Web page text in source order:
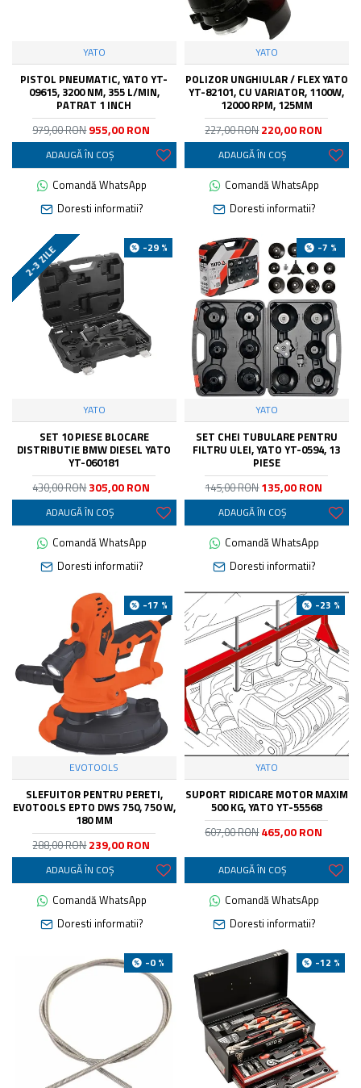
YATO
PISTOL PNEUMATIC, YATO YT-
09615, 3200 NM, 355 L/MIN,
PATRAT 1 INCH
979,00 RON955,00 RON
ADAUGĂ ÎN COŞ
Comandă WhatsApp
Doresti informatii?
YATO
POLIZOR UNGHIULAR / FLEX YATO
YT-82101, CU VARIATOR, 1100W,
12000 RPM, 125MM
227,00 RON220,00 RON
ADAUGĂ ÎN COŞ
Comandă WhatsApp
Doresti informatii?
-29 %
2-3 ZILE
YATO
SET 10 PIESE BLOCARE
DISTRIBUTIE BMW DIESEL YATO
YT-060181
430,00 RON305,00 RON
ADAUGĂ ÎN COŞ
Comandă WhatsApp
Doresti informatii?
-7 %
YATO
SET CHEI TUBULARE PENTRU
FILTRU ULEI, YATO YT-0594, 13
PIESE
145,00 RON135,00 RON
ADAUGĂ ÎN COŞ
Comandă WhatsApp
Doresti informatii?
-17 %
EVOTOOLS
SLEFUITOR PENTRU PERETI,
EVOTOOLS EPTO DWS 750, 750 W,
180 MM
288,00 RON239,00 RON
ADAUGĂ ÎN COŞ
Comandă WhatsApp
Doresti informatii?
-23 %
YATO
SUPORT RIDICARE MOTOR MAXIM
500 KG, YATO YT-55568
607,00 RON465,00 RON
ADAUGĂ ÎN COŞ
Comandă WhatsApp
Doresti informatii?
-0 % -12 %